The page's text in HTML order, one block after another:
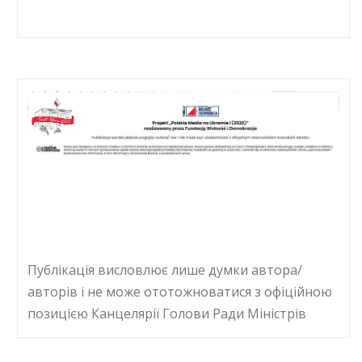
Публікація висловлює лише думки автора/
авторів і не може ототожноватися з офіційною
позицією Канцелярії Голови Ради Міністрів